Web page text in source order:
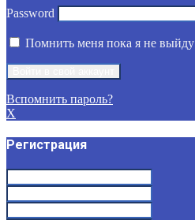
Password
Помнить меня пока я не выйду
Вспомнить пароль?
X
Регистрация